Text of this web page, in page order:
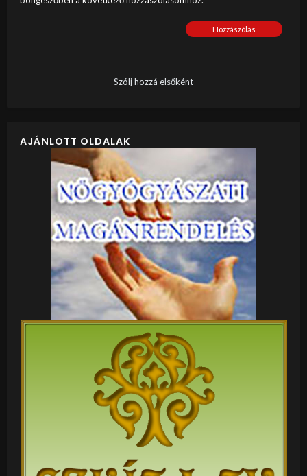
Hozzászólás
Szólj hozzá elsőként
AJÁNLOTT OLDALAK